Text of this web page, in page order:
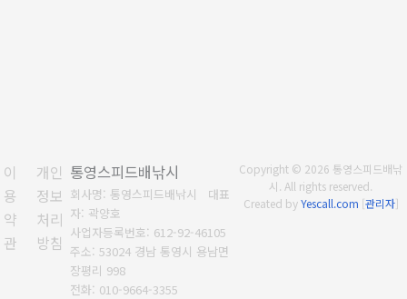
이
용
약
관
개인
정보
처리
방침
통영스피드배낚시
회사명: 통영스피드배낚시 대표
자: 곽양호
사업자등록번호: 612-92-46105
주소: 53024 경남 통영시 용남면
장평리 998
전화: 010-9664-3355
Copyright © 2026 통영스피드배낚
시. All rights reserved.
Created byYescall.com [관리자]